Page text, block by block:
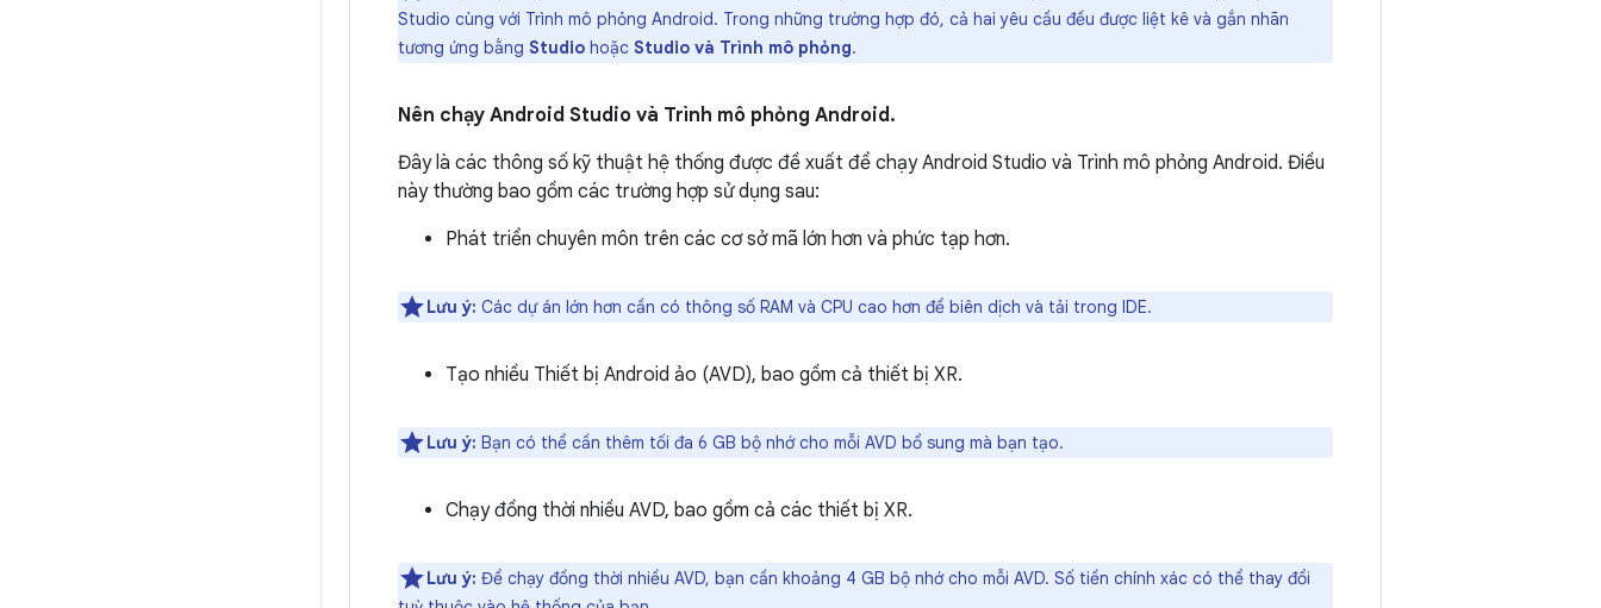
Studio cùng với Trình mô phỏng Android. Trong những trường hợp đó, cả hai yêu cầu đều được liệt kê và gắn nhãn
tương ứng bằng Studio hoặc Studio và Trình mô phỏng.
Nên chạy Android Studio và Trình mô phỏng Android.
Đây là các thông số kỹ thuật hệ thống được đề xuất để chạy Android Studio và Trình mô phỏng Android. Điều
này thường bao gồm các trường hợp sử dụng sau:
Phát triển chuyên môn trên các cơ sở mã lớn hơn và phức tạp hơn.
Lưu ý: Các dự án lớn hơn cần có thông số RAM và CPU cao hơn để biên dịch và tải trong IDE.
Tạo nhiều Thiết bị Android ảo (AVD), bao gồm cả thiết bị XR.
Lưu ý: Bạn có thể cần thêm tối đa 6 GB bộ nhớ cho mỗi AVD bổ sung mà bạn tạo.
Chạy đồng thời nhiều AVD, bao gồm cả các thiết bị XR.
Lưu ý: Để chạy đồng thời nhiều AVD, bạn cần khoảng 4 GB bộ nhớ cho mỗi AVD. Số tiền chính xác có thể thay đổi